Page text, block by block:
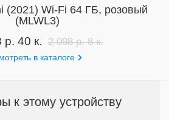
(2021) Wi-Fi 64 ГБ, розовый
(MLWL3)
р. 40 к. 2 098 р. 8 к.
в каталоге
к этому устройству